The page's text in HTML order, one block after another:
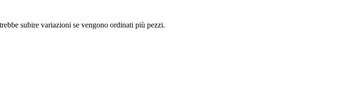
subire variazioni se vengono ordinati più pezzi.